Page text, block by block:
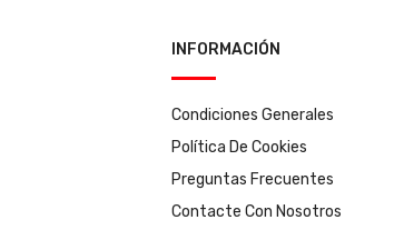
INFORMACIÓN
Condiciones Generales
Política De Cookies
Preguntas Frecuentes
Contacte Con Nosotros